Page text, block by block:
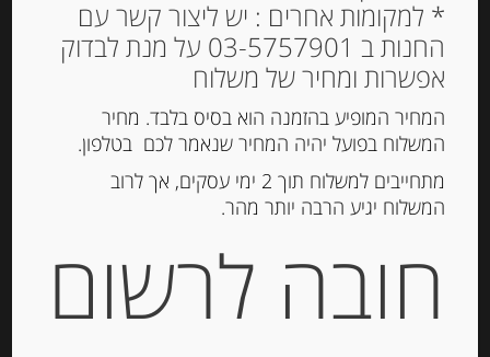
Membrillo Gourmet
₪ 42.00
מחיר ל 100 גרם: 16.80 ש"ח
הוספה לסל
מק"ט: 8426073540014
שוקולד, נוגט, עוגיות ומתוקים
* למקומות אחרים : יש ליצור קשר עם
החנות ב 03-5757901 על מנת לבדוק
אפשרות ומחיר של משלוח
המחיר המופיע בהזמנה הוא בסיס בלבד. מחיר
המשלוח בפועל יהיה המחיר שנאמר לכם בטלפון.
מתחייבים למשלוח תוך 2 ימי עסקים, אך לרוב
המשלוח יגיע הרבה יותר מהר.
חובה לרשום